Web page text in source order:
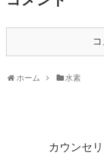
ホーム 水素
カウンセ